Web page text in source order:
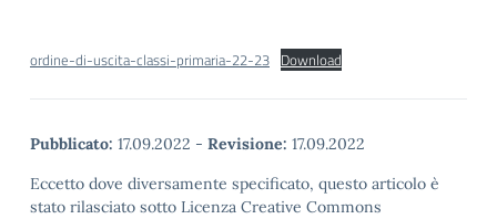
ordine-di-uscita-classi-primaria-22-23 Download
Pubblicato: 17.09.2022 - Revisione: 17.09.2022
Eccetto dove diversamente specificato, questo articolo è
stato rilasciato sotto Licenza Creative Commons